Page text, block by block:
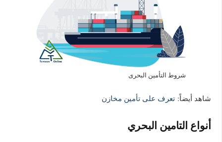
شروط التأمين البحرى
شاهد أيضاً:تعرف على تأمين مخازن
أنواع التامين البحري